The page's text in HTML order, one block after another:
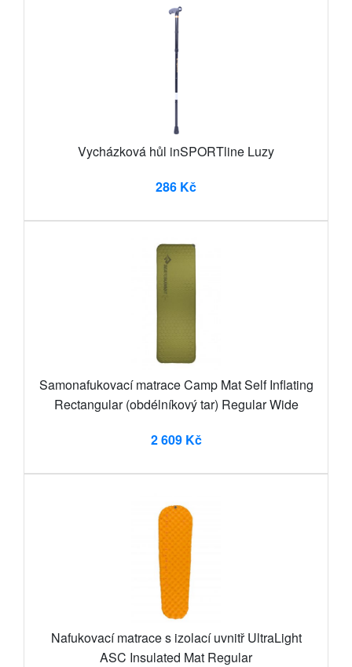
Vycházková hůl inSPORTline Luzy
286 Kč
Samonafukovací matrace Camp Mat Self Inflating
Rectangular (obdélníkový tar) Regular Wide
2 609 Kč
Nafukovací matrace s izolací uvnitř UltraLight
ASC Insulated Mat Regular